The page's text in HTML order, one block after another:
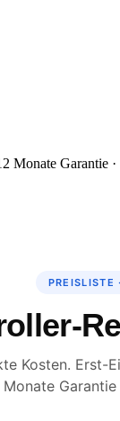
Monate Garantie
PREISLISTE
Kosten. Erst-
Monate